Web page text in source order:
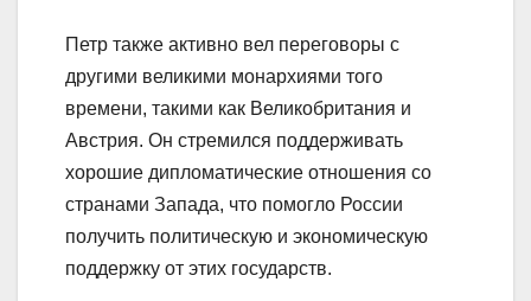
Петр также активно вел переговоры с
другими великими монархиями того
времени, такими как Великобритания и
Австрия. Он стремился поддерживать
хорошие дипломатические отношения со
странами Запада, что помогло России
получить политическую и экономическую
поддержку от этих государств.